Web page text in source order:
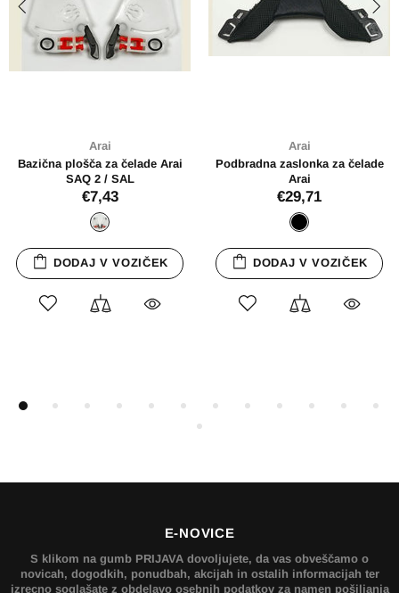
Arai
Bazična plošča za čelade Arai
SAQ 2 / SAL
€7,43
DODAJ V VOZIČEK
Arai
Podbradna zaslonka za čelade
Arai
€29,71
DODAJ V VOZIČEK
E-NOVICE
S klikom na gumb PRIJAVA dovoljujete, da vas obveščamo o
novicah, dogodkih, ponudbah, akcijah in ostalih informacijah ter
izrecno soglašate z obdelavo osebnih podatkov za namen pošiljanja